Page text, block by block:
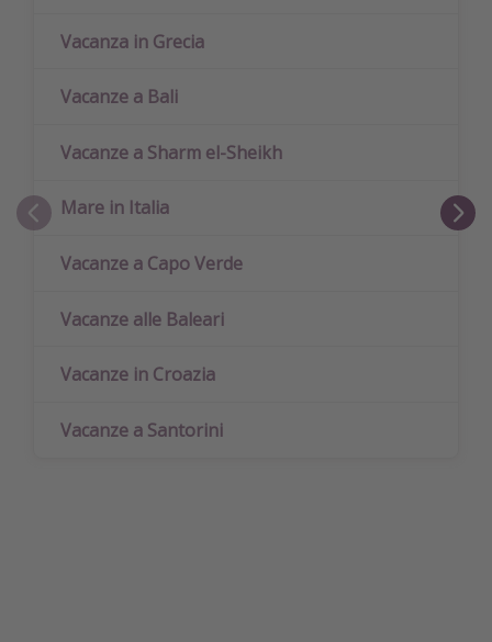
Vacanza in Grecia
Vacanze a Bali
Vacanze a Sharm el-Sheikh
Mare in Italia
Vacanze a Capo Verde
Vacanze alle Baleari
Vacanze in Croazia
Vacanze a Santorini